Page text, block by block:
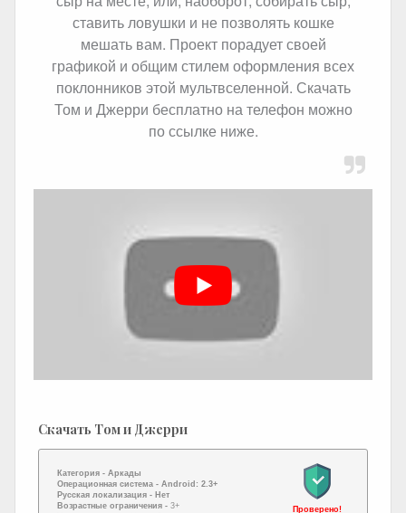
ставить ловушки и не позволять кошке
мешать вам. Проект порадует своей
графикой и общим стилем оформления всех
поклонников этой мультвселенной. Скачать
Том и Джерри бесплатно на телефон можно
по ссылке ниже.
Скачать Том и Джерри
Категория - Аркады
Операционная система - Android: 2.3+
Русская локализация - Нет
Возрастные ограничения - 3+
Проверено!